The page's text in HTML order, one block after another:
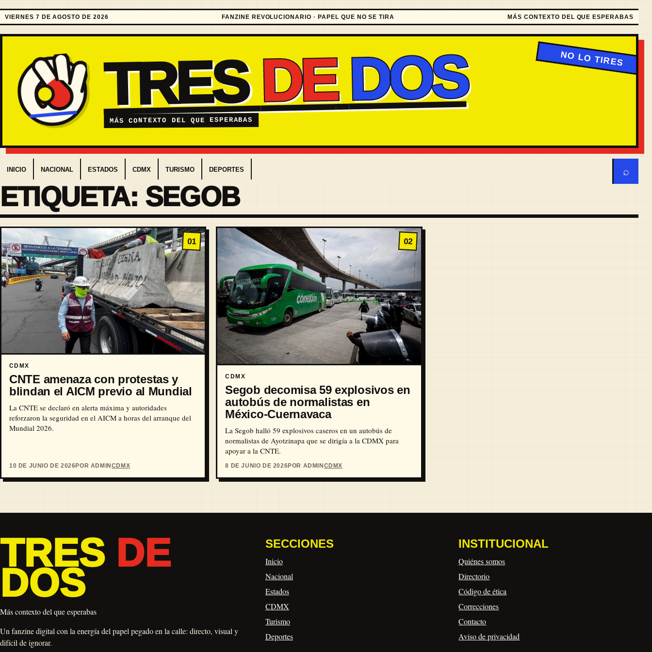
VIERNES 7 DE AGOSTO DE 2026 FANZINE REVOLUCIONARIO · PAPEL QUE NO SE TIRA MÁS CONTEXTO DEL QUE ESPERABAS
TRESDE DOS
MÁS CONTEXTO DEL QUE ESPERABAS
INICIO NACIONAL ESTADOS CDMX TURISMO DEPORTES ⌕
ETIQUETA: SEGOB
01
CDMX
CNTE amenaza con protestas y
blindan el AICM previo al Mundial
La CNTE se declaró en alerta máxima y autoridades
reforzaron la seguridad en el AICM a horas del arranque del
Mundial 2026.
10 DE JUNIO DE 2026POR ADMINCDMX
02
CDMX
Segob decomisa 59 explosivos en
autobús de normalistas en
México-Cuernavaca
La Segob halló 59 explosivos caseros en un autobús de
normalistas de Ayotzinapa que se dirigía a la CDMX para
apoyar a la CNTE.
8 DE JUNIO DE 2026POR ADMINCDMX
TRES DE
DOS
Más contexto del que esperabas
Un fanzine digital con la energía del papel pegado en la calle: directo, visual y
difícil de ignorar.
SECCIONES
Inicio
Nacional
Estados
CDMX
Turismo
Deportes
INSTITUCIONAL
Quiénes somos
Directorio
Código de ética
Correcciones
Contacto
Aviso de privacidad